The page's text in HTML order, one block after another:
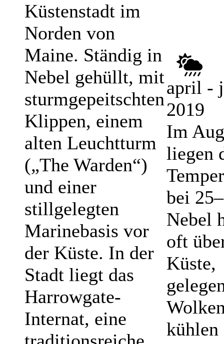
Küstenstadt im
Norden von
Maine. Ständig in
Nebel gehüllt, mit
sturmgepeitschten
Klippen, einem
alten Leuchtturm
(„The Warden“)
und einer
stillgelegten
Marinebasis vor
der Küste. In der
Stadt liegt das
Harrowgate-
Internat, eine
april -
2019
Im
liegen
bei
Nebel
oft
Küste,
kühlen